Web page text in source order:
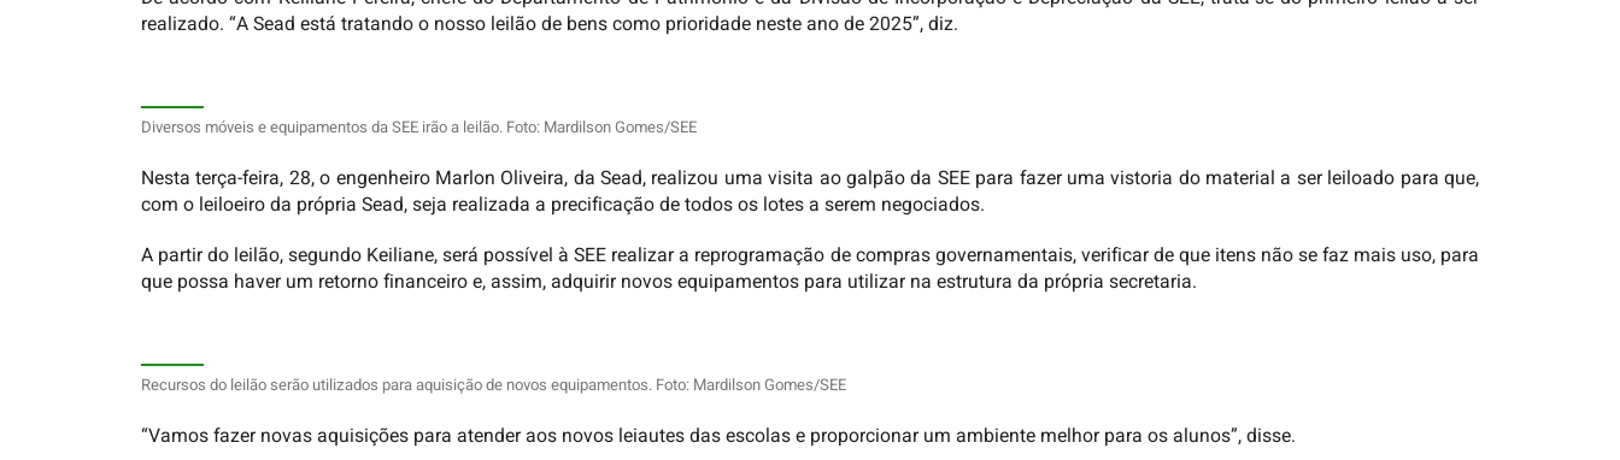
realizado. “A Sead está tratando o nosso leilão de bens como prioridade neste ano de 2025”, diz.
Diversos móveis e equipamentos da SEE irão a leilão. Foto: Mardilson Gomes/SEE
Nesta terça-feira, 28, o engenheiro Marlon Oliveira, da Sead, realizou uma visita ao galpão da SEE para fazer uma vistoria do material a ser leiloado para que,
com o leiloeiro da própria Sead, seja realizada a precificação de todos os lotes a serem negociados.
A partir do leilão, segundo Keiliane, será possível à SEE realizar a reprogramação de compras governamentais, verificar de que itens não se faz mais uso, para
que possa haver um retorno financeiro e, assim, adquirir novos equipamentos para utilizar na estrutura da própria secretaria.
Recursos do leilão serão utilizados para aquisição de novos equipamentos. Foto: Mardilson Gomes/SEE
“Vamos fazer novas aquisições para atender aos novos leiautes das escolas e proporcionar um ambiente melhor para os alunos”, disse.